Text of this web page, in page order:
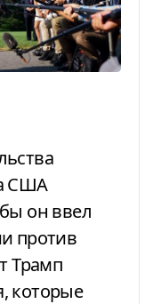
США
он ввел
против
Трамп
которые